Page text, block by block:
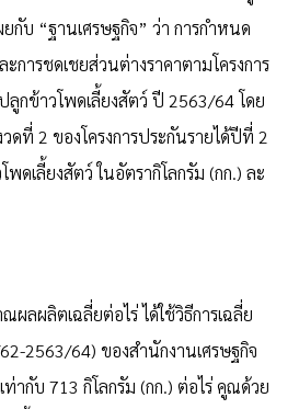
กับ “ฐานเศรษฐกิจ” ว่า การกำหนด
การชดเชยส่วนต่างราคาตามโครงการ
ลูกข้าวโพดเลี้ยงสัตว์ ปี 2563/64 โดย
ดที่ 2 ของโครงการประกันรายได้ปีที่ 2
พดเลี้ยงสัตว์ ในอัตรากิโลกรัม (กก.) ละ
ลผลิตเฉลี่ยต่อไร่ ได้ใช้วิธีการเฉลี่ย
2563/64) ของสำนักงานเศรษฐกิจ
ท่ากับ 713 กิโลกรัม (กก.) ต่อไร่ คูณด้วย